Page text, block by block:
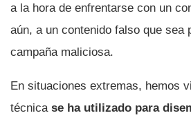
a la hora de enfrentarse con un
aún, a un contenido falso que sea
campaña maliciosa.
En situaciones extremas, hemos
técnica se ha utilizado para